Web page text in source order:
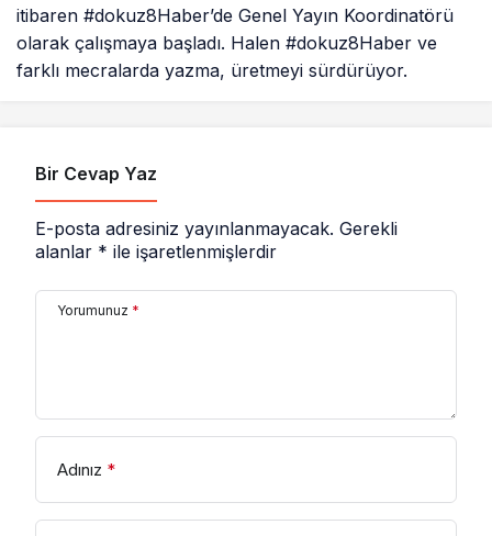
itibaren #dokuz8Haber’de Genel Yayın Koordinatörü
olarak çalışmaya başladı. Halen #dokuz8Haber ve
farklı mecralarda yazma, üretmeyi sürdürüyor.
Bir Cevap Yaz
E-posta adresiniz yayınlanmayacak. Gerekli
alanlar * ile işaretlenmişlerdir
Yorumunuz *
Adınız *